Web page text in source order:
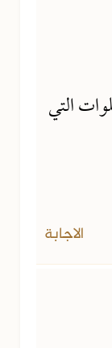
التي
الاجابة